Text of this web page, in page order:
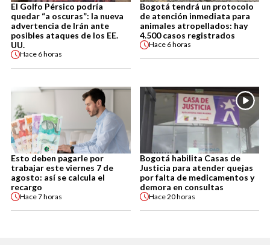
El Golfo Pérsico podría
quedar “a oscuras”: la nueva
advertencia de Irán ante
posibles ataques de los EE.
UU.
Hace 6 horas
Bogotá tendrá un protocolo
de atención inmediata para
animales atropellados: hay
4.500 casos registrados
Hace 6 horas
Esto deben pagarle por
trabajar este viernes 7 de
agosto: así se calcula el
recargo
Hace7 horas
Bogotá habilita Casas de
Justicia para atender quejas
por falta de medicamentos y
demora en consultas
Hace20 horas